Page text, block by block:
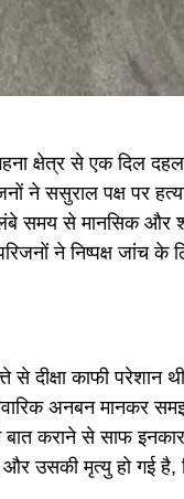
से एक दिल दहला
ने ससुराल पक्ष पर
लंबे समय से मानसिक
ने निष्पक्ष जांच के
से दीक्षा काफी
अनबन मानकर
कराने से साफ
उसकी मृत्यु हो गई